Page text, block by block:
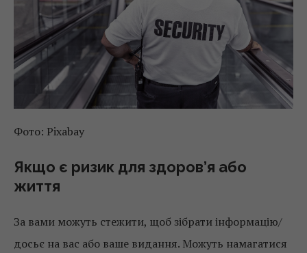
Фото: Pixabay
Якщо є ризик для здоров’я або
життя
За вами можуть стежити, щоб зібрати інформацію/
досьє на вас або ваше видання. Можуть намагатися